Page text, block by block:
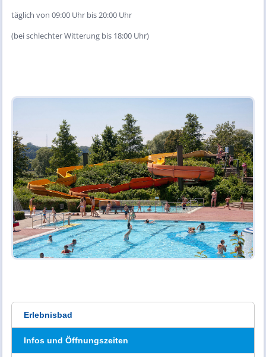
täglich von 09:00 Uhr bis 20:00 Uhr
(bei schlechter Witterung bis 18:00 Uhr)
Erlebnisbad
Infos und Öffnungszeiten